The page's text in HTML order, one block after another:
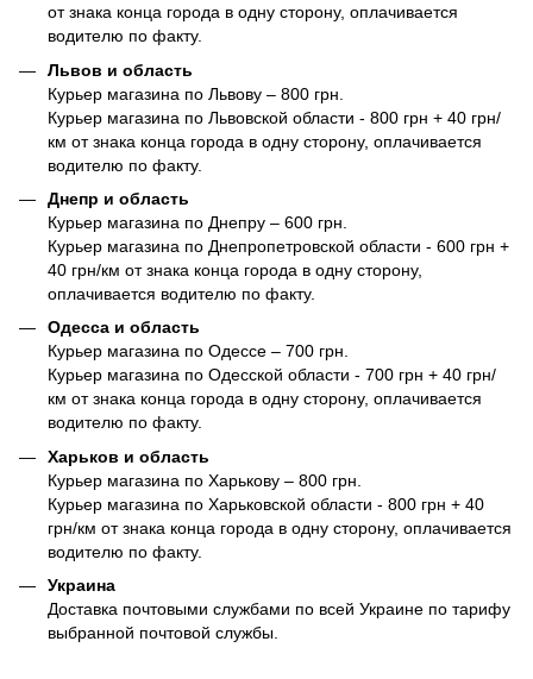
от знака конца города в одну сторону, оплачивается
водителю по факту.
Львов и область
Курьер магазина по Львову – 800 грн.
Курьер магазина по Львовской области - 800 грн + 40 грн/
км от знака конца города в одну сторону, оплачивается
водителю по факту.
Днепр и область
Курьер магазина по Днепру – 600 грн.
Курьер магазина по Днепропетровской области - 600 грн +
40 грн/км от знака конца города в одну сторону,
оплачивается водителю по факту.
Одесса и область
Курьер магазина по Одессе – 700 грн.
Курьер магазина по Одесской области - 700 грн + 40 грн/
км от знака конца города в одну сторону, оплачивается
водителю по факту.
Харьков и область
Курьер магазина по Харькову – 800 грн.
Курьер магазина по Харьковской области - 800 грн + 40
грн/км от знака конца города в одну сторону, оплачивается
водителю по факту.
Украина
Доставка почтовыми службами по всей Украине по тарифу
выбранной почтовой службы.